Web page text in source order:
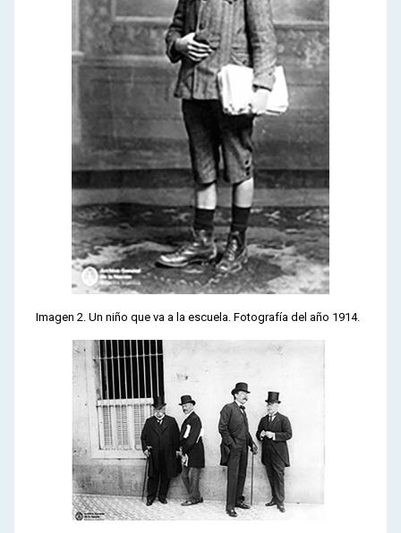
Imagen 2. Un niño que va a la escuela. Fotografía del año 1914.